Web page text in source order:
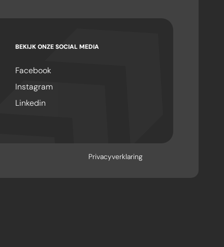
BEKIJK ONZE SOCIAL MEDIA
Facebook
Instagram
Linkedin
Privacyverklaring